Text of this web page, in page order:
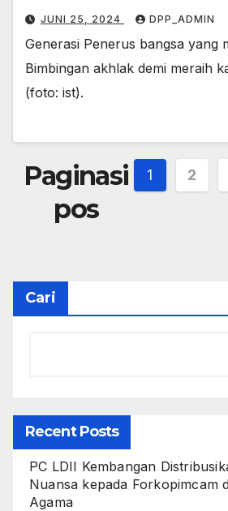
JUNI 25, 2024 DPP_ADMIN
Generasi Penerus bangsa yang
Bimbingan akhlak demi meraih
(foto: ist).
Paginasi
pos
1 2
Cari
Recent Posts
PC LDII Kembangan
Nuansa kepada Forkopimcam
Agama